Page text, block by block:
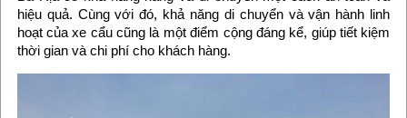
hiệu quả. Cùng với đó, khả năng di chuyển và vận hành linh
hoạt của xe cẩu cũng là một điểm cộng đáng kể, giúp tiết kiệm
thời gian và chi phí cho khách hàng.